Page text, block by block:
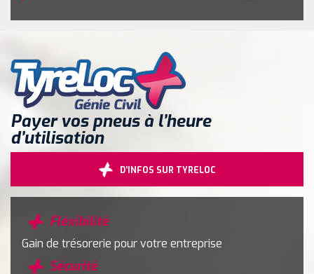
Payer vos pneus à l’heure
d’utilisation
D’INFOS SUR TYRELOC
Fléxibilité
Gain de trésorerie pour votre entreprise
Sécurité